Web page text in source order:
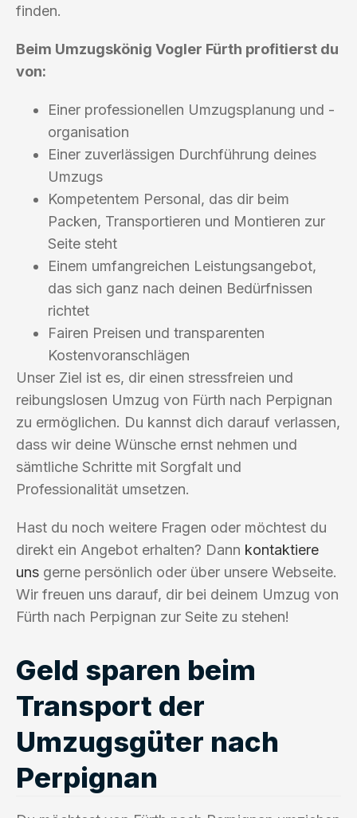
finden.
Beim Umzugskönig Vogler Fürth profitierst du
von:
Einer professionellen Umzugsplanung und -
organisation
Einer zuverlässigen Durchführung deines
Umzugs
Kompetentem Personal, das dir beim
Packen, Transportieren und Montieren zur
Seite steht
Einem umfangreichen Leistungsangebot,
das sich ganz nach deinen Bedürfnissen
richtet
Fairen Preisen und transparenten
Kostenvoranschlägen
Unser Ziel ist es, dir einen stressfreien und
reibungslosen Umzug von Fürth nach Perpignan
zu ermöglichen. Du kannst dich darauf verlassen,
dass wir deine Wünsche ernst nehmen und
sämtliche Schritte mit Sorgfalt und
Professionalität umsetzen.
Hast du noch weitere Fragen oder möchtest du
direkt ein Angebot erhalten? Dann kontaktiere
uns gerne persönlich oder über unsere Webseite.
Wir freuen uns darauf, dir bei deinem Umzug von
Fürth nach Perpignan zur Seite zu stehen!
Geld sparen beim
Transport der
Umzugsgüter nach
Perpignan